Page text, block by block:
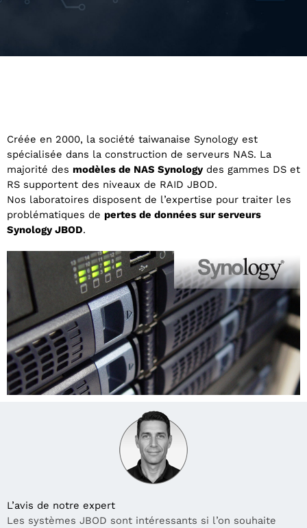
Créée en 2000, la société taiwanaise Synology est
spécialisée dans la construction de serveurs NAS. La
majorité des modèles de NAS Synology des gammes DS et
RS supportent des niveaux de RAID JBOD.
Nos laboratoires disposent de l’expertise pour traiter les
problématiques de pertes de données sur serveurs
Synology JBOD.
L’avis de notre expert
Les systèmes JBOD sont intéressants si l’on souhaite